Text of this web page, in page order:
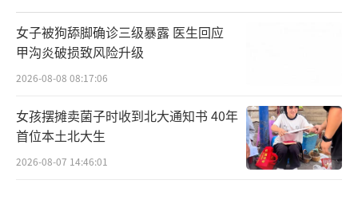
女子被狗舔脚确诊三级暴露 医生回应
甲沟炎破损致风险升级
2026-08-08 08:17:06
女孩摆摊卖菌子时收到北大通知书 40年
首位本土北大生
2026-08-07 14:46:01